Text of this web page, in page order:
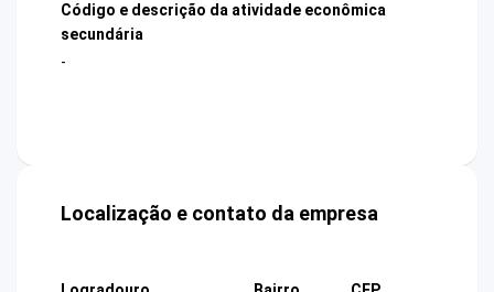
Código e descrição da atividade econômica
secundária
-
Localização e contato da empresa